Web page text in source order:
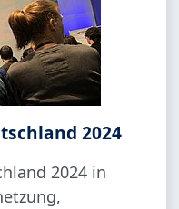
2024
2024 in